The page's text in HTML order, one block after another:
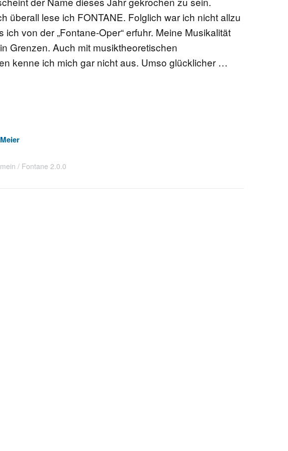
FONTANE-
LEBENSSTATIONEN
FONTANE-ORTE
überall lese ich FONTANE. Folglich war ich nicht allzu
ich von der „Fontane-Oper“ erfuhr. Meine Musikalität
Grenzen. Auch mit musiktheoretischen
kenne ich mich gar nicht aus. Umso glücklicher …
Fontane 2.0.0